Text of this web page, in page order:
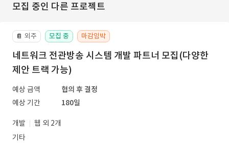
모집 중인 다른 프로젝트
📔 외주 모집 중 마감임박
네트워크 전관방송 시스템 개발 파트너 모집(다양한
제안 트랙 가능)
예상 금액
협의 후 결정
예상 기간
180일
개발
웹 외 2개
기타